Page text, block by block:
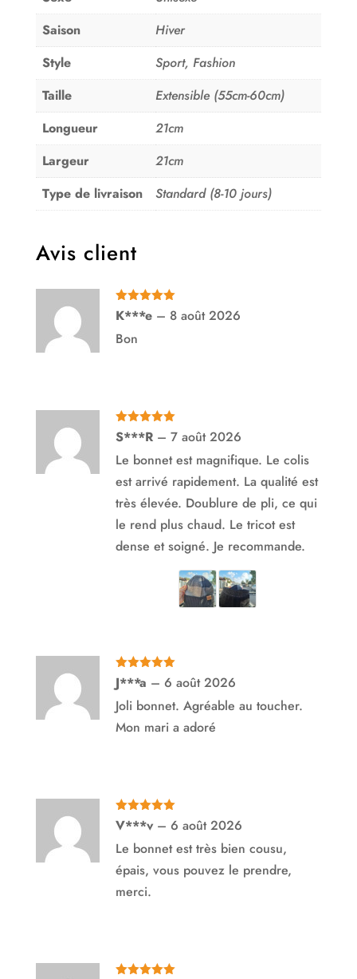
Saison
Hiver
Style
Sport, Fashion
Taille
Extensible (55cm-60cm)
Longueur
21cm
Largeur
21cm
Type de livraison
Standard (8-10 jours)
Avis client
Note5sur
5
K***e – 8 août 2026
Bon
Note5sur
5
S***R – 7 août 2026
Le bonnet est magnifique. Le colis
est arrivé rapidement. La qualité est
très élevée. Doublure de pli, ce qui
le rend plus chaud. Le tricot est
dense et soigné. Je recommande.
Note5
sur
5J***a – 6 août 2026
Joli bonnet. Agréable au toucher.
Mon mari a adoré
Note5sur
5
V***v – 6 août 2026
Le bonnet est très bien cousu,
épais, vous pouvez le prendre,
merci.